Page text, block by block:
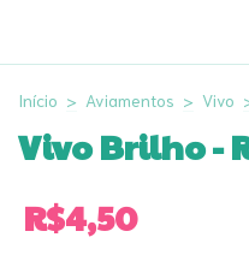
Início > Aviamentos > Vivo
Vivo Brilho -
R$4,50